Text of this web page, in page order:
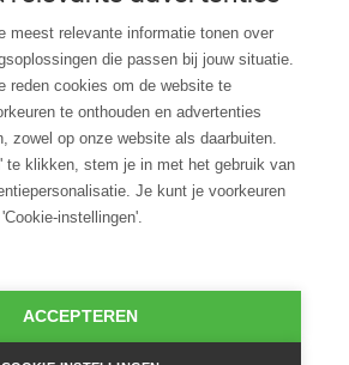
meest relevante informatie tonen over
die passen bij jouw situatie.
reden cookies om de website te
te onthouden en advertenties
zowel op onze website als daarbuiten.
te klikken, stem je in met het gebruik van
Je kunt je voorkeuren
instellingen'.
ACCEPTEREN